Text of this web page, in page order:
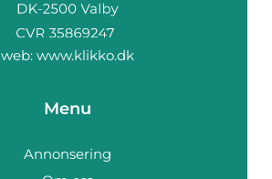
web: www.klikko.dk
Menu
Annonsering